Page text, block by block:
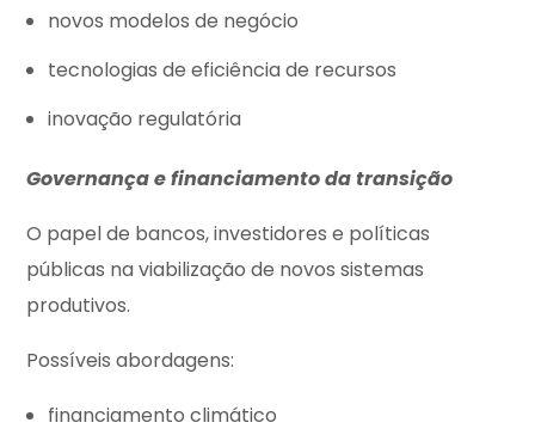
novos modelos de negócio
tecnologias de eficiência de recursos
inovação regulatória
Governança e financiamento da transição
O papel de bancos, investidores e políticas
públicas na viabilização de novos sistemas
produtivos.
Possíveis abordagens:
financiamento climático